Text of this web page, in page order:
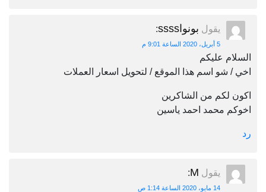
يقول بونواssss :
5 أبريل، 2020 الساعة 9:01 م
السلام عليكم
اخي / شو اسم هذا الموقع / لتحويل اسعار العملات
اكون لكم من الشاكرين
اخوكم محمد احمد ياسين
رد
يقول M
:
14 مايو، 2020 الساعة 1:14 ص